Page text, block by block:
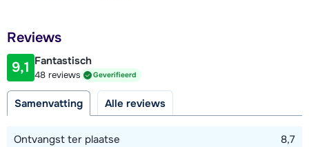
een drankje afsluit. In het gezellige centrum van Westendorf
zijn meer restaurants te vinden en in de directe omgeving
van de résidence vind je o.a. een bakker, twee
supermarkten, een bank, apotheek en diverse winkels.
25 meter
Afstand tot piste
300 meter
Reviews
9,1 Fantastisch
48 reviews Geverifieerd
Samenvatting Alle reviews
Ontvangst ter plaatse
8,7